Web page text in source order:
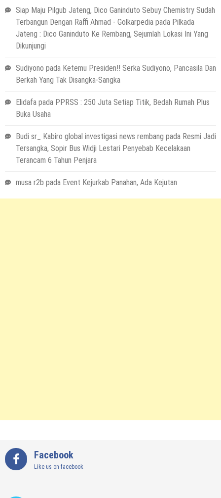
Siap Maju Pilgub Jateng, Dico Ganinduto Sebuy Chemistry Sudah
Terbangun Dengan Raffi Ahmad - Golkarpedia pada Pilkada
Jateng : Dico Ganinduto Ke Rembang, Sejumlah Lokasi Ini Yang
Dikunjungi
Sudiyono pada Ketemu Presiden!! Serka Sudiyono, Pancasila Dan
Berkah Yang Tak Disangka-Sangka
Elidafa pada PPRSS : 250 Juta Setiap Titik, Bedah Rumah Plus
Buka Usaha
Budi sr_ Kabiro global investigasi news rembang pada Resmi Jadi
Tersangka, Sopir Bus Widji Lestari Penyebab Kecelakaan
Terancam 6 Tahun Penjara
musa r2b pada Event Kejurkab Panahan, Ada Kejutan
Facebook
Like us on facebook